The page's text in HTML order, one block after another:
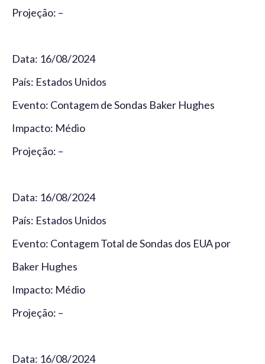
Projeção: –
Data: 16/08/2024
País: Estados Unidos
Evento: Contagem de Sondas Baker Hughes
Impacto: Médio
Projeção: –
Data: 16/08/2024
País: Estados Unidos
Evento: Contagem Total de Sondas dos EUA por
Baker Hughes
Impacto: Médio
Projeção: –
Data: 16/08/2024